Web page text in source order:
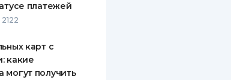
платежей
2122
карт с
какие
могут получить